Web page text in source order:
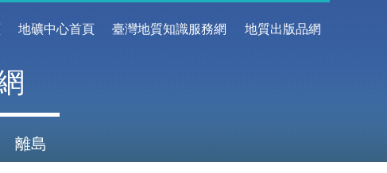
地礦中心首頁 臺灣地質知識服務網 地質出版品網
離島